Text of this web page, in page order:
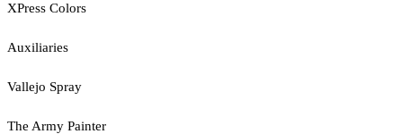
XPress Colors
Auxiliaries
Vallejo Spray
The Army Painter